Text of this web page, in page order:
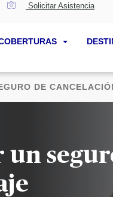
Solicitar Asistencia
DE